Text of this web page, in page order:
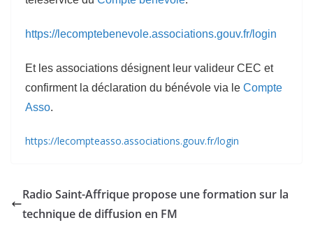
https://lecomptebenevole.associations.gouv.fr/login
Et les associations désignent leur valideur CEC et
confirment la déclaration du bénévole via le Compte
Asso.
https://lecompteasso.associations.gouv.fr/login
Radio Saint-Affrique propose une formation sur la
technique de diffusion en FM